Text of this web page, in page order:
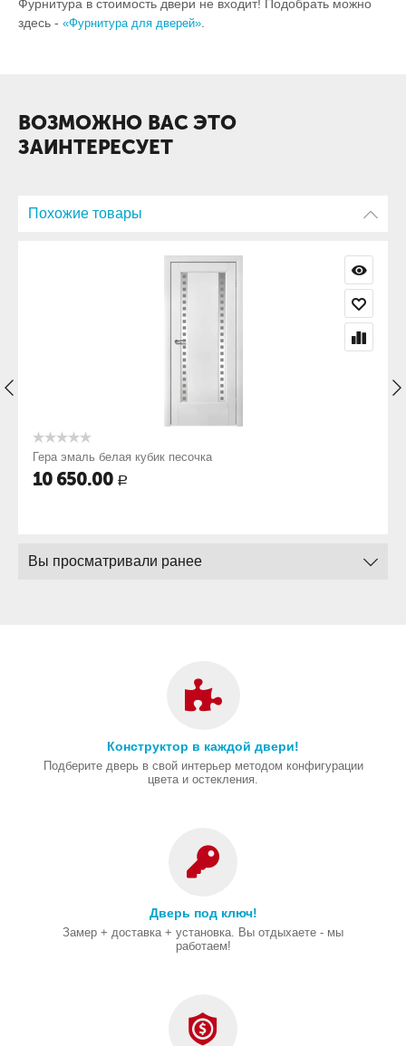
Фурнитура в стоимость двери не входит! Подобрать можно
здесь - «Фурнитура для дверей»
ВОЗМОЖНО ВАС ЭТО
ЗАИНТЕРЕСУЕТ
Похожие товары
Гера эмаль белая кубик песочка
10 650.00 Р
Вы просматривали ранее
Конструктор в каждой двери!
Подберите дверь в свой интерьер методом конфигурации
цвета и остекления.
Дверь под ключ!
Замер + доставка + установка. Вы отдыхаете - мы
работаем!